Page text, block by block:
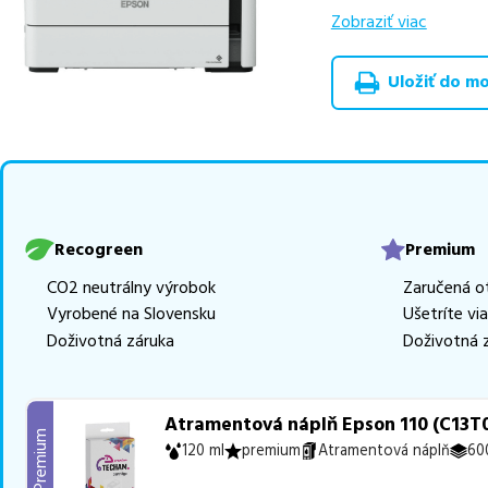
výhodnejšie
Celá táto
produktu nás
Vieme, že pri
4 z nich
Ak si pri výbere nie
najlepšie riešenie.
Zobraziť viac
Uložiť do
Recogreen
CO2 neutrálny výrobok
Vyrobené na Slovensku
Doživotná záruka
Premium
Zaručená
Ušetríte
Doživotná
Premium
Atramentová náplň Epson 110
120 ml premium Atramentová náplň